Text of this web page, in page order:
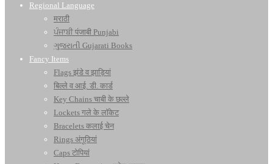
Regional Language
मराठी
ਪੰਜਾਬੀ पंजाबी Punjabi
ગુજરાતી Gujarati Books
Fancy Items
Flags झंडे व झाड़ियां
बिल्ले व आई. डी. कार्ड
Key Chains चाबी के छल्ले
Lockets गले के लॉकेट
Bracelets कलाई चेन
Rings अंगूठियां
Caps टोपियां